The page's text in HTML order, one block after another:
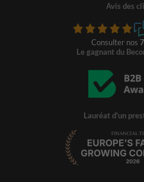
Avis des
Consulter nos
Le gagnant du
Lauréat d'un